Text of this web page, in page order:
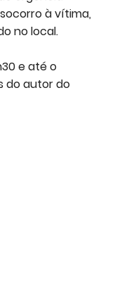
à vítima,
no local.
e até o
do autor do